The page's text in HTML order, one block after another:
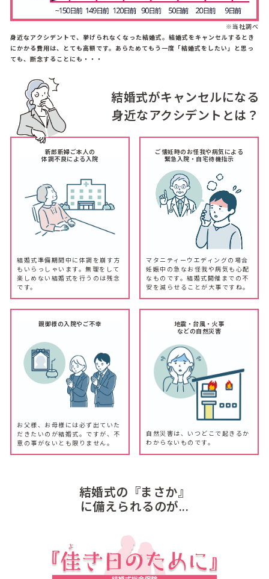
※当社調べ
身近なアクシデントで、挙げられなくなった結婚式。結婚式をキャンセルするとき
にかかる費用は、とても高額です。あらためてもう一度「結婚式をしたい」と思っ
ても、断念することにも・・・
結婚式がキャンセルになる
身近なアクシデントとは？
新郎新婦ご本人の
体調不良による入院
結婚式準備期間中に体調を崩す方
もいらっしゃいます。無理をして
楽しめない結婚式を行うのは残念
です。
ご懐妊時のお怪我や病気による
緊急入院・自宅待機指示
マタニティーウエディングの場合
妊娠中の急なお怪我や病気も心配
なものです。結婚式開催までの不
安を減らせることが大事ですね。
親御様の入院やご不幸
お父様、お母様には必ず出ていた
だきたいのが結婚式。ですが、不
意の事がないとも限りません。
地震・台風・火事
などの自然災害
自然災害は、いつどこで起きるか
わからないものです。
結婚式の『まさか』
に備えられるのが...